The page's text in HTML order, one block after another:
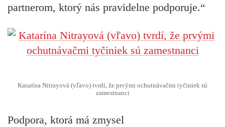
partnerom, ktorý nás pravidelne podporuje.“
Katarína Nitrayová (vľavo) tvrdí, že prvými ochutnávačmi tyčiniek sú
zamestnanci
Podpora, ktorá má zmysel